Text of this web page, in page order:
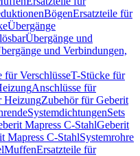
BögenErsatzteile für
Übergänge
Übergänge und
und Verbindungen,
für VerschlüsseT-Stücke für
Anschlüsse für
HeizungZubehör für Geberit
SystemdichtungenSets
Mapress C-StahlGeberit
Mapress C-StahlSystemrohre
MuffenErsatzteile für